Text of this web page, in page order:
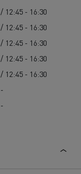
12:45 - 16:30
12:45 - 16:30
12:45 - 16:30
12:45 - 16:30
12:45 - 16:30
-
-